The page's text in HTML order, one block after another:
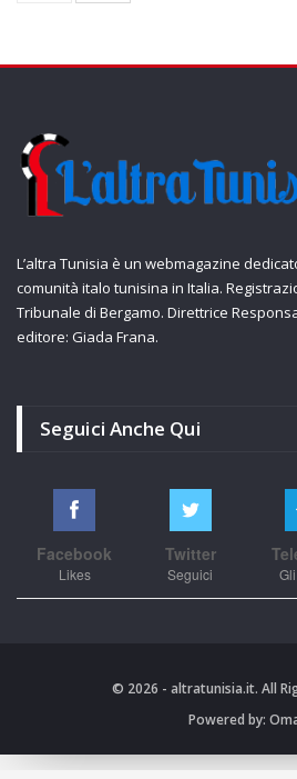
L’altra Tunisia è un webmagazine
comunità italo tunisina in Italia.
Tribunale di Bergamo. Direttrice
editore: Giada Frana.
Seguici Anche Qui
Facebook
Likes
Twitter
Seguici
© 2026 - altratunisia.it. All
Powered by: